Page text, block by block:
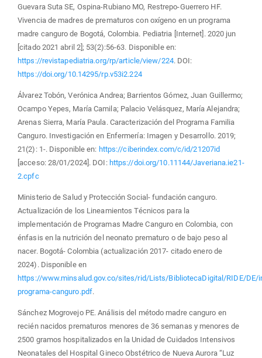
Guevara Suta SE, Ospina-Rubiano MO, Restrepo-Guerrero HF.
Vivencia de madres de prematuros con oxígeno en un programa
madre canguro de Bogotá, Colombia. Pediatria [Internet]. 2020 jun
[citado 2021 abril 2]; 53(2):56-63. Disponible en:
https://revistapediatria.org/rp/article/view/224. DOI:
https://doi.org/10.14295/rp.v53i2.224
Álvarez Tobón, Verónica Andrea; Barrientos Gómez, Juan Guillermo;
Ocampo Yepes, María Camila; Palacio Velásquez, María Alejandra;
Arenas Sierra, María Paula. Caracterización del Programa Familia
Canguro. Investigación en Enfermería: Imagen y Desarrollo. 2019;
21(2): 1-. Disponible en: https://ciberindex.com/c/id/21207id
[acceso: 28/01/2024]. DOI: https://doi.org/10.11144/Javeriana.ie21-
2.cpfc
Ministerio de Salud y Protección Social- fundación canguro.
Actualización de los Lineamientos Técnicos para la
implementación de Programas Madre Canguro en Colombia, con
énfasis en la nutrición del neonato prematuro o de bajo peso al
nacer. Bogotá- Colombia (actualización 2017- citado enero de
2024). Disponible en
https://www.minsalud.gov.co/sites/rid/Lists/BibliotecaDigital/RIDE/DE/
programa-canguro.pdf.
Sánchez Mogrovejo PE. Análisis del método madre canguro en
recién nacidos prematuros menores de 36 semanas y menores de
2500 gramos hospitalizados en la Unidad de Cuidados Intensivos
Neonatales del Hospital Gineco Obstétrico de Nueva Aurora “Luz